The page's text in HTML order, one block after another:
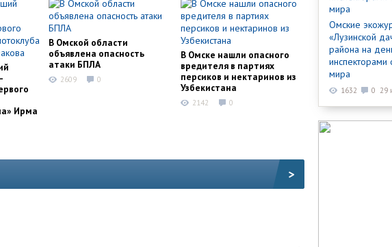
Ирма
В Омской области
объявлена опасность
атаки БПЛА
2609 0
В Омске нашли опасного
вредителя в партиях
персиков и нектаринов из
Узбекистана
2142 0
>
Омские
«Лузинской
района на
инспекторами
мира
1632 0 29